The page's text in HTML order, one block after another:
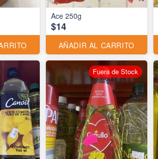
Ace 250g
$14
AÑADIR AL CARRITO
Fuera de Stock